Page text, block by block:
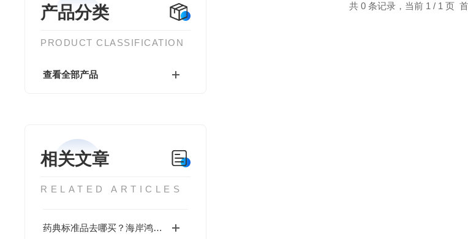
产品分类
PRODUCT CLASSIFICATION
查看全部产品
相关文章
RELATED ARTICLES
药典标准品去哪买？海岸鸿蒙正规研制厂家，随货出具批次稳定性完整数据，药典专用标物现货报价
共 0 条记录，当前 1 / 1 页